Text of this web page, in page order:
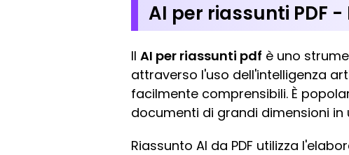
AI per riassunti PDF
Il AI per riassunti pdf è uno
attraverso l'uso dell'intelligenza
facilmente comprensibili. È
documenti di grandi dimensioni in
Riassunto AI da PDF utilizza